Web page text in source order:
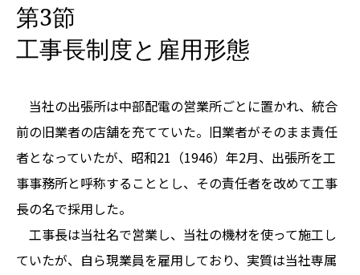
第3節
工事長制度と雇用形態
当社の出張所は中部配電の営業所ごとに置かれ、統合
前の旧業者の店舗を充てていた。旧業者がそのまま責任
者となっていたが、昭和21（1946）年2月、出張所を工
事事務所と呼称することとし、その責任者を改めて工事
長の名で採用した。
工事長は当社名で営業し、当社の機材を使って施工し
ていたが、自ら現業員を雇用しており、実質は当社専属